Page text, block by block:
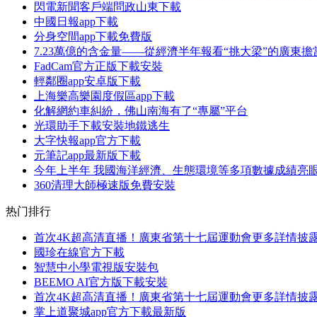
閃電新聞客戶端問政山東下載
中國日報app下載
分身空間app下載免費版
7.23萬億的含金量——從經濟半年報看“挑大梁”的廣東擔
FadCam官方正版下載安裝
輕鄰圈app安卓版下載
上海樂高樂園度假區app下載
化解網約車糾紛，佛山南海有了“專屬”平台
光環助手下載安裝地鐵逃生
大字快報app官方下載
元筆記app最新版下載
今年上半年 我國海洋經濟、生態環境等多項數據成績亮
360清理大師極速版免費安裝
热门排行
首次4K超高清直播！廣東省第十七屆運動會更多詳情披
國珍在線官方下載
智慧中小學電視版安裝包
BEEMO AI官方版下載安裝
首次4K超高清直播！廣東省第十七屆運動會更多詳情披
掌上道聚城app官方下載最新版